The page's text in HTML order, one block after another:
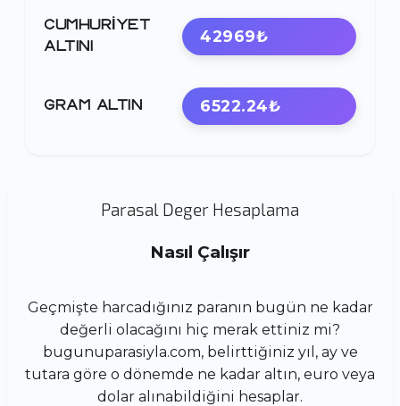
CUMHURIYET
ALTINI
42969₺
GRAM ALTIN 6522.24₺
Parasal Deger Hesaplama
Nasıl Çalışır
Geçmişte harcadığınız paranın bugün ne kadar
değerli olacağını hiç merak ettiniz mi?
bugunuparasiyla.com, belirttiğiniz yıl, ay ve
tutara göre o dönemde ne kadar altın, euro veya
dolar alınabildiğini hesaplar.